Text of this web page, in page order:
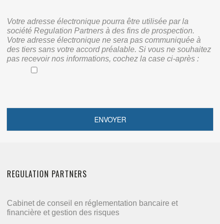
Votre adresse électronique pourra être utilisée par la
société Regulation Partners à des fins de prospection.
Votre adresse électronique ne sera pas communiquée à
des tiers sans votre accord préalable. Si vous ne souhaitez
pas recevoir nos informations, cochez la case ci-après :
REGULATION PARTNERS
Cabinet de conseil en réglementation bancaire et
financière et gestion des risques